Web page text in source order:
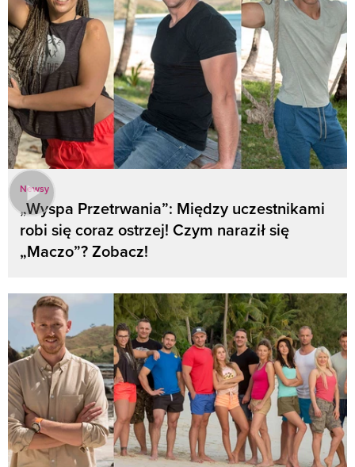
Newsy
„Wyspa Przetrwania”: Między uczestnikami
robi się coraz ostrzej! Czym naraził się
„Maczo”? Zobacz!